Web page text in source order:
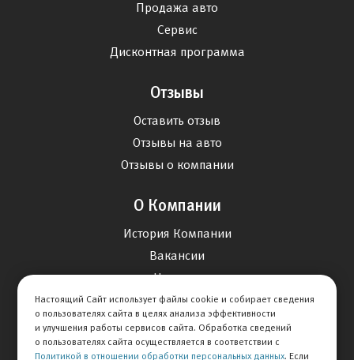
Продажа авто
Сервис
Дисконтная программа
Отзывы
Оставить отзыв
Отзывы на авто
Отзывы о компании
О Компании
История Компании
Вакансии
Новости
Карта сайта
Настоящий Сайт использует файлы cookie и собирает сведения
о пользователях сайта в целях анализа эффективности
и улучшения работы сервисов сайта. Обработка сведений
о пользователях сайта осуществляется в соответствии с
Политикой в отношении обработки персональных данных. Если